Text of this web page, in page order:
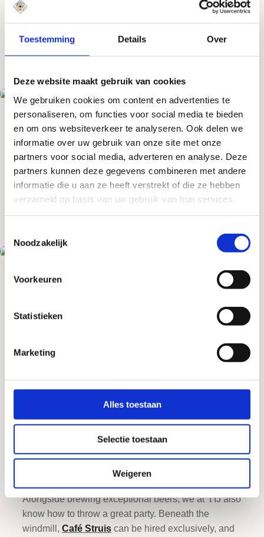
Toestemming Details Over
Deze website maakt gebruik van cookies
We gebruiken cookies om content en advertenties te
personaliseren, om functies voor social media te bieden
en om ons websiteverkeer te analyseren. Ook delen we
informatie over uw gebruik van onze site met onze
partners voor social media, adverteren en analyse. Deze
partners kunnen deze gegevens combineren met andere
informatie die u aan ze heeft verstrekt of die ze hebben
verzameld op basis van uw gebruik van hun services.
Noodzakelijk
Voorkeuren
Statistieken
Marketing
Alles toestaan
Selectie toestaan
Weigeren
IJshop
IJ Sweater grey IJ T-shirt black
Tasting
Private hire
Alongside brewing exceptional beers, we at ’t IJ also
know how to throw a great party. Beneath the
windmill,Café Struis can be hired exclusively, and